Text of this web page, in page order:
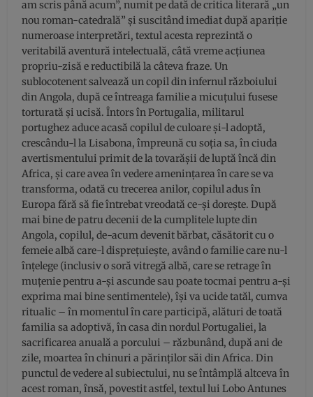
am scris până acum”, numit pe dată de critica literară „un
nou roman-catedrală” și suscitând imediat după apariție
numeroase interpretări, textul acesta reprezintă o
veritabilă aventură intelectuală, câtă vreme acțiunea
propriu-zisă e reductibilă la câteva fraze. Un
sublocotenent salvează un copil din infernul războiului
din Angola, după ce întreaga familie a micuțului fusese
torturată și ucisă. Întors în Portugalia, militarul
portughez aduce acasă copilul de culoare și-l adoptă,
crescându-l la Lisabona, împreună cu soția sa, în ciuda
avertismentului primit de la tovarășii de luptă încă din
Africa, și care avea în vedere amenințarea în care se va
transforma, odată cu trecerea anilor, copilul adus în
Europa fără să fie întrebat vreodată ce-și dorește. După
mai bine de patru decenii de la cumplitele lupte din
Angola, copilul, de-acum devenit bărbat, căsătorit cu o
femeie albă care-l disprețuiește, având o familie care nu-l
înțelege (inclusiv o soră vitregă albă, care se retrage în
muțenie pentru a-și ascunde sau poate tocmai pentru a-și
exprima mai bine sentimentele), își va ucide tatăl, cumva
ritualic – în momentul în care participă, alături de toată
familia sa adoptivă, în casa din nordul Portugaliei, la
sacrificarea anuală a porcului – răzbunând, după ani de
zile, moartea în chinuri a părinților săi din Africa. Din
punctul de vedere al subiectului, nu se întâmplă altceva în
acest roman, însă, povestit astfel, textul lui Lobo Antunes